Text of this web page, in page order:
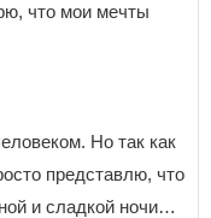
что мои мечты
Но так как
представлю, что
и сладкой ночи…